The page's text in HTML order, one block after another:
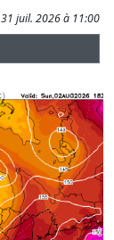
31 juil. 2026 à 11:00